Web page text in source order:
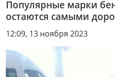
Популярные марки
остаются самыми
12:09, 13 ноября 2023